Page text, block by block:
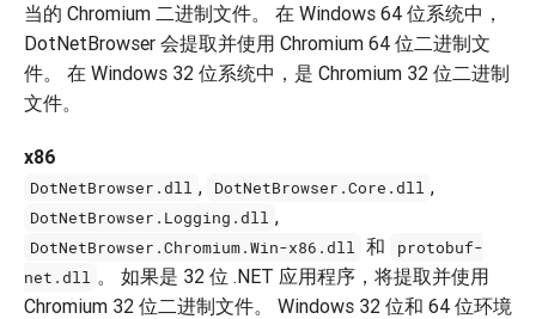
当的 Chromium 二进制文件。 在 Windows 64 位系统中，
DotNetBrowser 会提取并使用 Chromium 64 位二进制文
件。 在 Windows 32 位系统中，是 Chromium 32 位二进制
文件。
x86
DotNetBrowser.dll , DotNetBrowser.Core.dll ,
DotNetBrowser.Logging.dll ,
DotNetBrowser.Chromium.Win-x86.dll 和
protobuf-
net.dll 。 如果是 32 位 .NET 应用程序，将提取并使用
Chromium 32 位二进制文件。 Windows 32 位和 64 位环境